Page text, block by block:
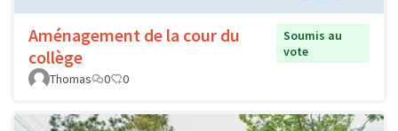
Aménagement de la cour du
collège
Soumis au
vote
Thomas
0 0